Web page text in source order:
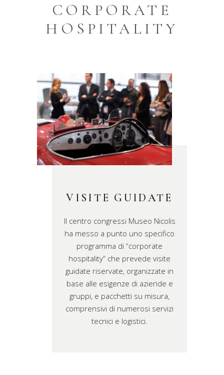
CORPORATE
HOSPITALITY
VISITE GUIDATE
Il centro congressi Museo Nicolis
ha messo a punto uno specifico
programma di “corporate
hospitality” che prevede visite
guidate riservate, organizzate in
base alle esigenze di aziende e
gruppi, e pacchetti su misura,
comprensivi di numerosi servizi
tecnici e logistici.